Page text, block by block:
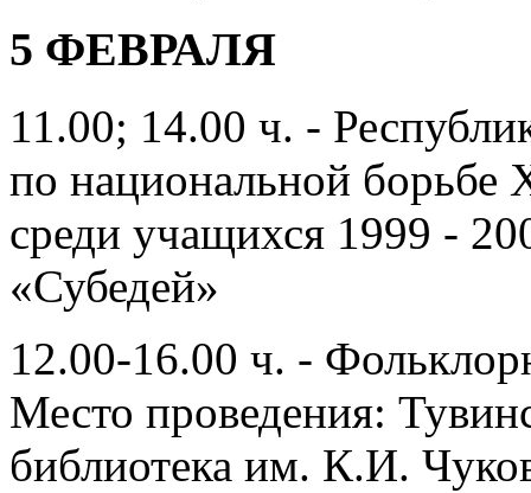
5 ФЕВРАЛЯ
11.00; 14.00 ч. -
по национальной борьбе
среди учащихся 1999 -
«Субедей»
12.00-16.00 ч. -
Место проведения:
библиотека им. К.И.